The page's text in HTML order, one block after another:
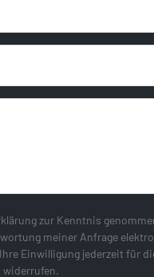
zur Kenntnis
meiner Anfrage
Einwilligung jederzeit für
widerrufen.